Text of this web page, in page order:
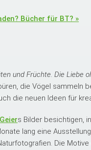
Bücher für BT? »
und Früchte. Die Liebe
die Vögel
die neuen Ideen für
s Bilder besichtigen,
lang eine
Die